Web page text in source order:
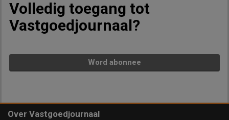
Volledig toegang tot
Vastgoedjournaal?
Word abonnee
Over Vastgoedjournaal